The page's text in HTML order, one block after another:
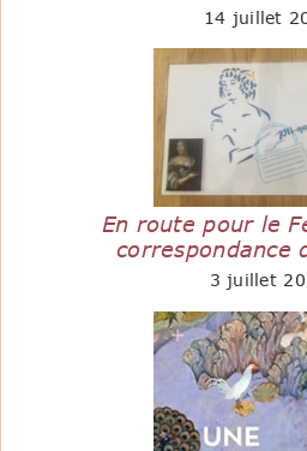
14 juillet
En route pour le
correspondance
3 juillet